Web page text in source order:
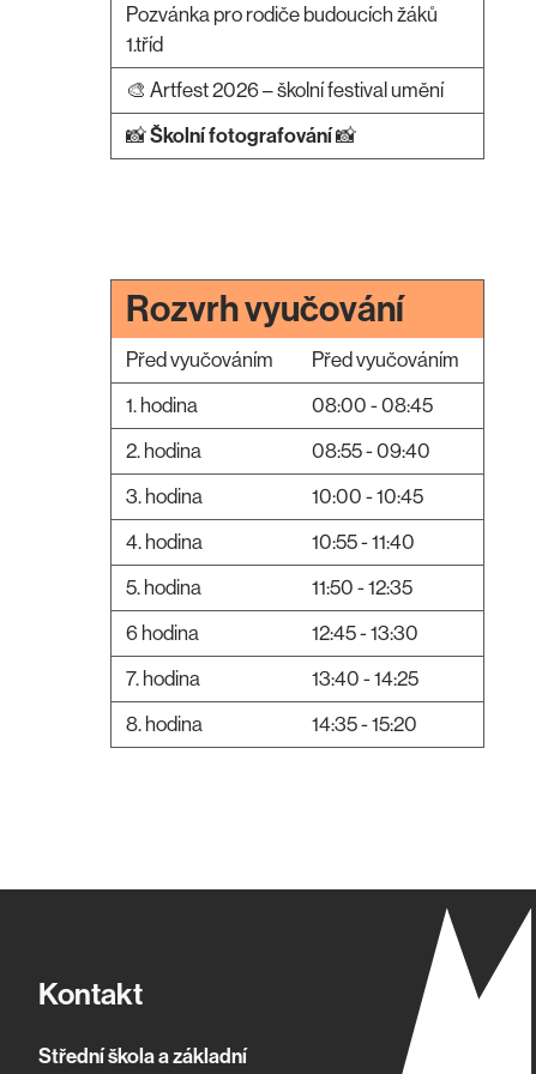
Pozvánka pro rodiče budoucích žáků
1.tříd
🎨 Artfest 2026 – školní festival umění
📸Školní fotografování📸
Rozvrh vyučování
Před vyučováním
Před vyučováním
1. hodina
08:00 - 08:45
2. hodina
08:55 - 09:40
3. hodina
10:00 - 10:45
4. hodina
10:55 - 11:40
5. hodina
11:50 - 12:35
6 hodina
12:45 - 13:30
7. hodina
13:40 - 14:25
8. hodina
14:35 - 15:20
Kontakt
Střední škola a základní